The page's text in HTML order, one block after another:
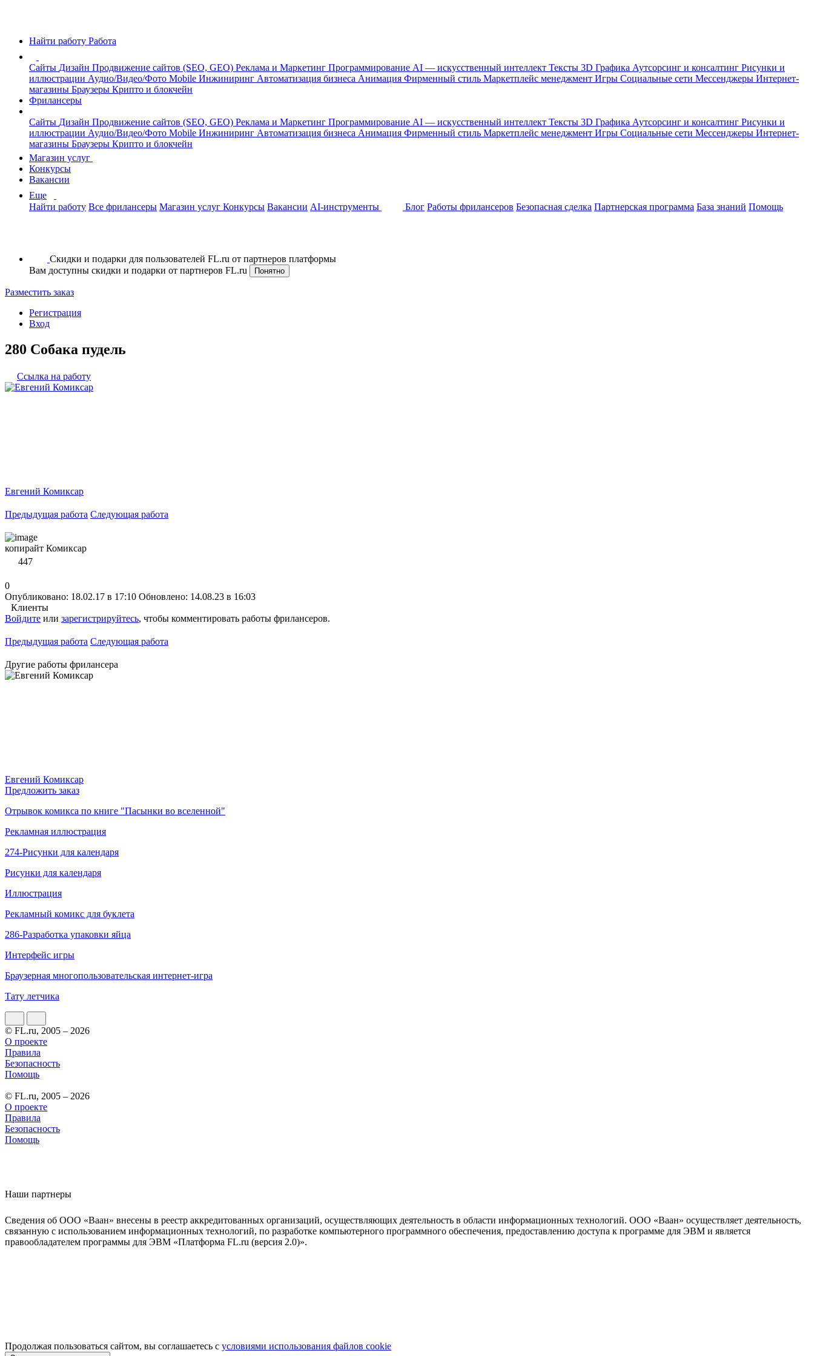
Найти работу Работа
Сайты Дизайн Продвижение сайтов (SEO, GEO) Реклама и Маркетинг Программирование AI — искусственный интеллект Тексты 3D Графика Аутсорсинг и консалтинг Рисунки и
иллюстрации Аудио/Видео/Фото Mobile Инжиниринг Автоматизация бизнеса Анимация Фирменный стиль Маркетплейс менеджмент Игры Социальные сети Мессенджеры Интернет-
магазины Браузеры Крипто и блокчейн
Фрилансеры
Сайты Дизайн Продвижение сайтов (SEO, GEO) Реклама и Маркетинг Программирование AI — искусственный интеллект Тексты 3D Графика Аутсорсинг и консалтинг Рисунки и
иллюстрации Аудио/Видео/Фото Mobile Инжиниринг Автоматизация бизнеса Анимация Фирменный стиль Маркетплейс менеджмент Игры Социальные сети Мессенджеры Интернет-
магазины Браузеры Крипто и блокчейн
Магазин услуг
Конкурсы
Вакансии
Еще
Найти работу Все фрилансеры Магазин услуг Конкурсы Вакансии AI-инструменты Блог Работы фрилансеров Безопасная сделка Партнерская программа База знаний Помощь
Скидки и подарки для пользователей FL.ru от партнеров платформы
Вам доступны скидки и подарки от партнеров FL.ru
Понятно
Разместить заказ
Регистрация
Вход
280 Собака пудель
Ссылка на работу
Евгений Комиксар
Предыдущая работа Следующая работа
копирайт Комиксар
447
0
Опубликовано: 18.02.17 в 17:10 Обновлено: 14.08.23 в 16:03
Клиенты
Войдите или зарегистрируйтесь, чтобы комментировать работы фрилансеров.
Предыдущая работа Следующая работа
Другие работы фрилансера
Евгений Комиксар
Предложить заказ
Отрывок комикса по книге "Пасынки во вселенной"
Рекламная иллюстрация
274-Рисунки для календаря
Рисунки для календаря
Иллюстрация
Рекламный комикс для буклета
286-Разработка упаковки яйца
Интерфейс игры
Браузерная многопользовательская интернет-игра
Тату летчика
© FL.ru, 2005 – 2026
О проекте
Правила
Безопасность
Помощь
© FL.ru, 2005 – 2026
О проекте
Правила
Безопасность
Помощь
Наши партнеры
Сведения об ООО «Ваан» внесены в реестр аккредитованных организаций, осуществляющих деятельность в области информационных технологий. ООО «Ваан» осуществляет деятельность,
связанную с использованием информационных технологий, по разработке компьютерного программного обеспечения, предоставлению доступа к программе для ЭВМ и является
правообладателем программы для ЭВМ «Платформа FL.ru (версия 2.0)».
Продолжая пользоваться сайтом, вы соглашаетесь с условиями использования файлов cookie